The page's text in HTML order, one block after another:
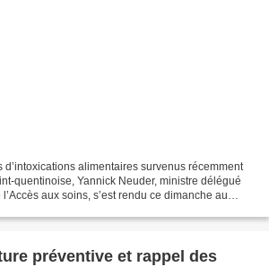
d’intoxications alimentaires survenus récemment
quentinoise, Yannick Neuder, ministre délégué
aux soins, s’est rendu ce dimanche au
préventive et rappel des